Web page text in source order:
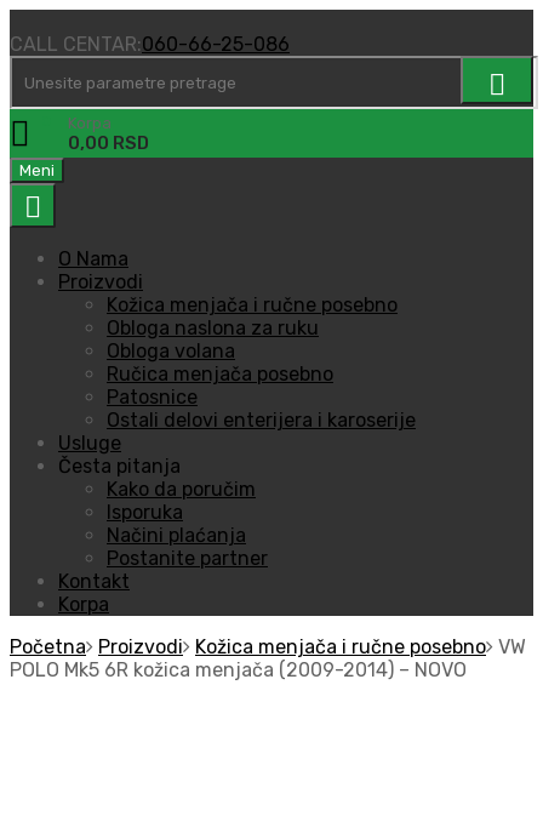
CALL CENTAR:060-66-25-086
Korpa
0,00 RSD
Meni
O Nama
Proizvodi
Kožica menjača i ručne posebno
Obloga naslona za ruku
Obloga volana
Ručica menjača posebno
Patosnice
Ostali delovi enterijera i karoserije
Usluge
Česta pitanja
Kako da poručim
Isporuka
Načini plaćanja
Postanite partner
Kontakt
Korpa
Početna
Proizvodi Kožica menjača i ručne posebno VW
POLO Mk5 6R kožica menjača (2009-2014) – NOVO